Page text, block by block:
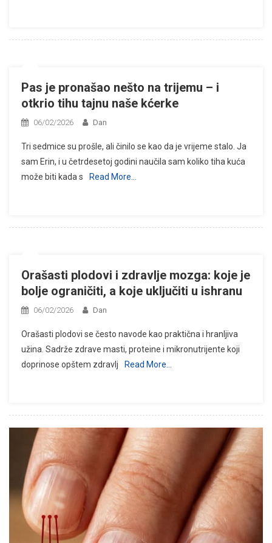
Pas je pronašao nešto na trijemu – i
otkrio tihu tajnu naše kćerke
06/02/2026 Dan
Tri sedmice su prošle, ali činilo se kao da je vrijeme stalo. Ja
sam Erin, i u četrdesetoj godini naučila sam koliko tiha kuća
može biti kada s
Read More…
Orašasti plodovi i zdravlje mozga: koje je
bolje ograničiti, a koje uključiti u ishranu
06/02/2026 Dan
Orašasti plodovi se često navode kao praktična i hranljiva
užina. Sadrže zdrave masti, proteine i mikronutrijente koji
doprinose opštem zdravlj
Read More…